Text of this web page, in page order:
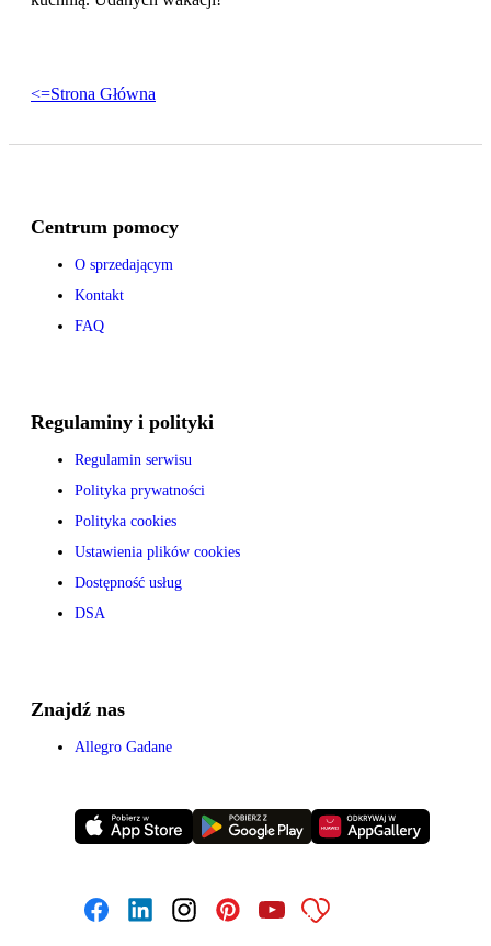
<=Strona Główna
Centrum pomocy
O sprzedającym
Kontakt
FAQ
Regulaminy i polityki
Regulamin serwisu
Polityka prywatności
Polityka cookies
Ustawienia plików cookies
Dostępność usług
DSA
Znajdź nas
Allegro Gadane